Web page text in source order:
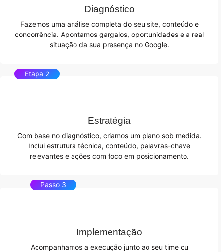
Diagnóstico
Fazemos uma análise completa do seu site, conteúdo e
concorrência. Apontamos gargalos, oportunidades e a real
situação da sua presença no Google.
Etapa 2
Estratégia
Com base no diagnóstico, criamos um plano sob medida.
Inclui estrutura técnica, conteúdo, palavras-chave
relevantes e ações com foco em posicionamento.
Passo 3
Implementação
Acompanhamos a execução junto ao seu time ou